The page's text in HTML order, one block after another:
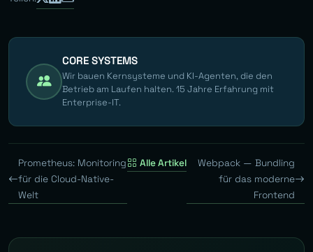
CORE SYSTEMS
Wir bauen Kernsysteme und KI-Agenten, die den
Betrieb am Laufen halten. 15 Jahre Erfahrung mit
Enterprise-IT.
Prometheus: Monitoring
für die Cloud-Native-
Welt
Alle Artikel
Webpack — Bundling
für das moderne
Frontend